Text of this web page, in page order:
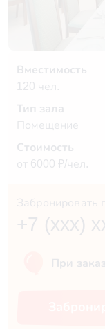
Вместимость
120 чел.
Тип зала
Помещение
Стоимость
от 6000 ₽/чел.
Забронировать
+7 (xxx)
При